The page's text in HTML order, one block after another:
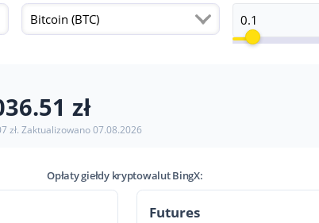
Bitcoin (BTC)
zł
zł. Zaktualizowano 07.08.2026
Opłaty giełdy kryptowalut BingX:
Futures